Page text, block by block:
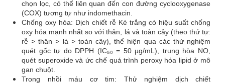
chọn lọc, có thể liên quan đến con đường cyclooxygenase
(COX) tương tự như indomethacin.
Chống oxy hóa: Dịch chiết rễ Ké trắng có hiệu suất chống
oxy hóa mạnh nhất so với thân, lá và toàn cây (theo thứ tự:
rễ > thân > lá > toàn cây), thể hiện qua các thử nghiệm
quét gốc tự do DPPH (IC₅₀ = 50 µg/mL), trung hòa NO,
quét superoxide và ức chế quá trình peroxy hóa lipid ở mô
gan chuột.
Trong nhồi máu cơ tim: Thử nghiệm dịch chiết